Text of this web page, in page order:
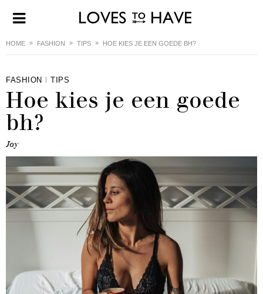
HOME FASHION TIPS HOE KIES JE EEN GOEDE BH?
FASHION TIPS
Hoe kies je een goede
bh?
Joy